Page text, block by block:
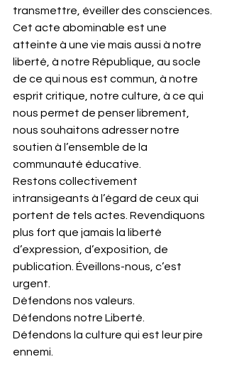
transmettre, éveiller des consciences.
Cet acte abominable est une
atteinte à une vie mais aussi à notre
liberté, à notre République, au socle
de ce qui nous est commun, à notre
esprit critique, notre culture, à ce qui
nous permet de penser librement,
nous souhaitons adresser notre
soutien à l’ensemble de la
communauté éducative.
Restons collectivement
intransigeants à l’égard de ceux qui
portent de tels actes. Revendiquons
plus fort que jamais la liberté
d’expression, d’exposition, de
publication. Éveillons-nous, c’est
urgent.
Défendons nos valeurs.
Défendons notre Liberté.
Défendons la culture qui est leur pire
ennemi.